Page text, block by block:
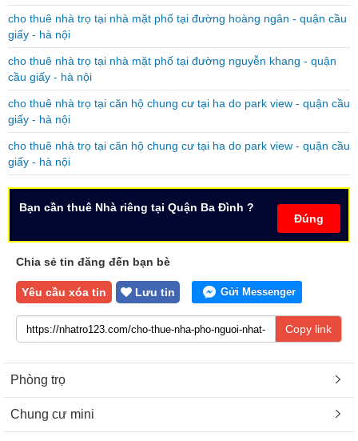
cho thuê nhà trọ tại nhà mặt phố tại đường hoàng ngân - quận cầu
giấy - hà nội
cho thuê nhà trọ tại nhà mặt phố tại đường nguyễn khang - quận
cầu giấy - hà nội
cho thuê nhà trọ tại căn hộ chung cư tại ha do park view - quận cầu
giấy - hà nội
cho thuê nhà trọ tại căn hộ chung cư tại ha do park view - quận cầu
giấy - hà nội
Đúng
Bạn cần thuê Nhà riêng tại Quận Ba Đình ?
Chia sẻ tin đăng đến bạn bè
Yêu cầu xóa tin Lưu tin Gửi Messenger
Copy link
Phòng trọ
Chung cư mini